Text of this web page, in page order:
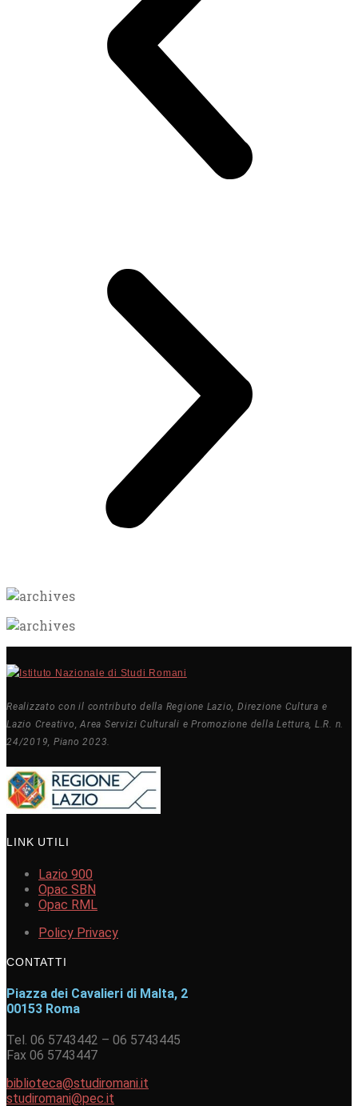
Realizzato con il contributo della Regione Lazio, Direzione Cultura e
Lazio Creativo, Area Servizi Culturali e Promozione della Lettura, L.R. n.
24/2019, Piano 2023.
LINK UTILI
Lazio 900
Opac SBN
Opac RML
Policy Privacy
CONTATTI
Piazza dei Cavalieri di Malta, 2
00153 Roma
Tel. 06 5743442 – 06 5743445
Fax 06 5743447
biblioteca@studiromani.it
studiromani@pec.it